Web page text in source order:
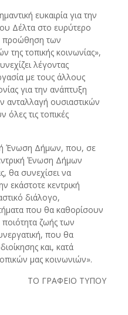
ευκαιρία για την
Δέλτα στο ευρύτερο
προώθηση των
τοπικής κοινωνίας»,
λέγοντας
με τους άλλους
για την ανάπτυξη
ανταλλαγή ουσιαστικών
τις τοπικές
Ένωση Δήμων, που, σε
Ένωση Δήμων
θα συνεχίσει να
εκάστοτε κεντρική
διάλογο,
που θα καθορίσουν
ζωής των
που θα
και, κατά
μας κοινωνιών».
ΤΟ ΓΡΑΦΕΙΟ ΤΥΠΟΥ